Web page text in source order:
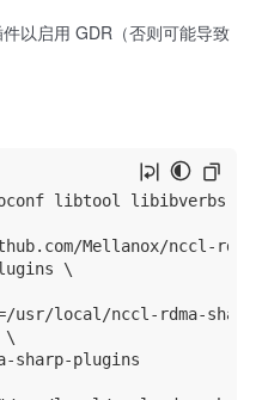
件以启用 GDR（否则可能导致
libtool libibverbs-
Mellanox/nccl-
\
usr/local/nccl-rdma-
\
sharp-plugins